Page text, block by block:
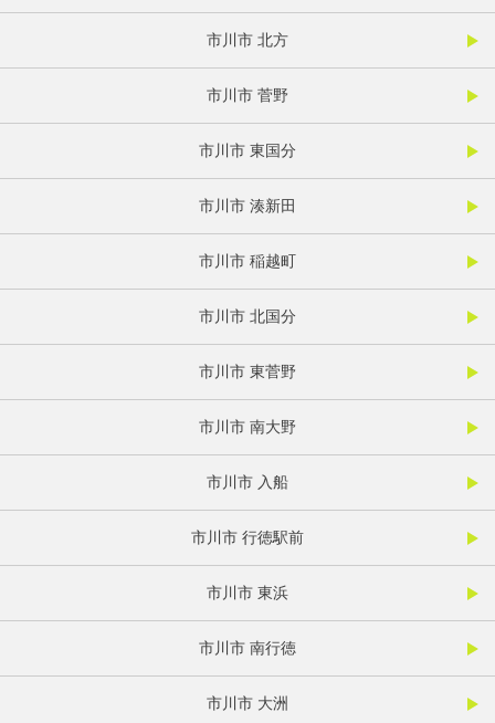
市川市 北方
市川市 菅野
市川市 東国分
市川市 湊新田
市川市 稲越町
市川市 北国分
市川市 東菅野
市川市 南大野
市川市 入船
市川市 行徳駅前
市川市 東浜
市川市 南行徳
市川市 大洲